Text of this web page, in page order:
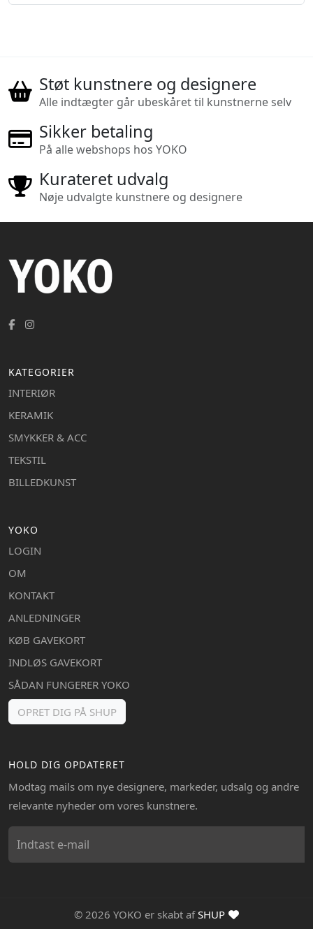
Støt kunstnere og designere
Alle indtægter går ubeskåret til kunstnerne selv
Sikker betaling
På alle webshops hos YOKO
Kurateret udvalg
Nøje udvalgte kunstnere og designere
KATEGORIER
INTERIØR
KERAMIK
SMYKKER & ACC
TEKSTIL
BILLEDKUNST
YOKO
LOGIN
OM
KONTAKT
ANLEDNINGER
KØB GAVEKORT
INDLØS GAVEKORT
SÅDAN FUNGERER YOKO
OPRET DIG PÅ SHUP
HOLD DIG OPDATERET
Modtag mails om nye designere, markeder, udsalg og andre
relevante nyheder om vores kunstnere.
© 2026 YOKO er skabt afSHUP